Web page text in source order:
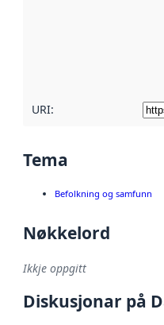
URI:
Tema
Befolkning og samfunn
Nøkkelord
Ikkje oppgitt
Diskusjonar på